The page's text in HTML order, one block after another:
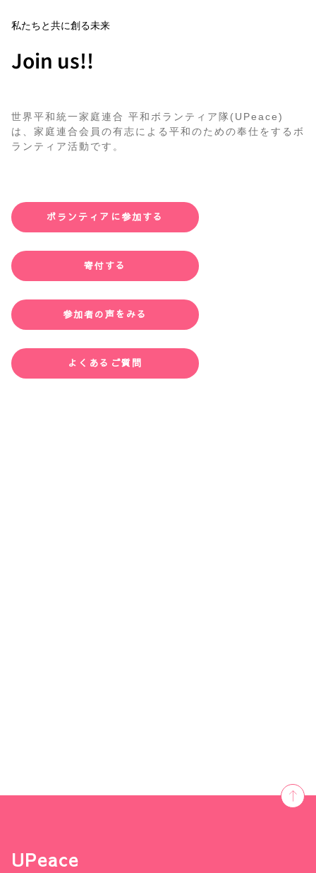
私たちと共に創る未来
Join us!!
世界平和統一家庭連合 平和ボランティア隊(UPeace)
は、家庭連合会員の有志による平和のための奉仕をするボ
ランティア活動です。
ボランティアに参加する
寄付する
参加者の声をみる
よくあるご質問
UPeace